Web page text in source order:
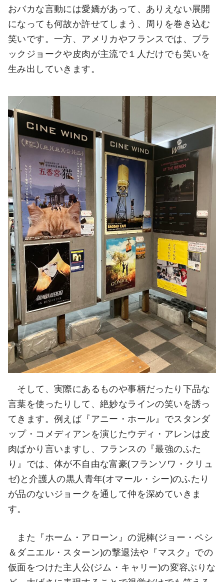
おバカな言動には愛嬌があって、ありえない展開
になっても何故か許せてしまう、周りを巻き込む
笑いです。一方、アメリカやフランスでは、ブラ
ックジョークや皮肉が主流で１人だけでも笑いを
生み出していきます。
そして、実際にあるものや事柄だったり下品な
言葉を使ったりして、絶妙なラインの笑いを誘っ
てきます。例えば『アニー・ホール』でスタンダ
ップ・コメディアンを演じたウディ・アレンは皮
肉ばかり言いますし、フランスの『最強のふた
り』では、体が不自由な富豪(フランソワ・クリュ
ゼ)と介護人の黒人青年(オマール・シー)のふたり
が品のないジョークを通して仲を深めていきま
す。
また『ホーム・アローン』の泥棒(ジョー・ペシ
＆ダニエル・スターン)の撃退法や『マスク』での
仮面をつけた主人公(ジム・キャリー)の変容ぶりな